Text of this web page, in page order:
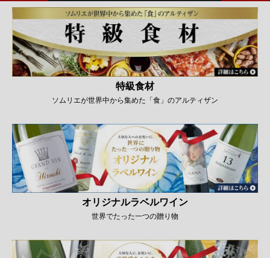
特級食材
ソムリエが世界中から集めた「食」のアルティザン
オリジナルラベルワイン
世界でたった一つの贈り物